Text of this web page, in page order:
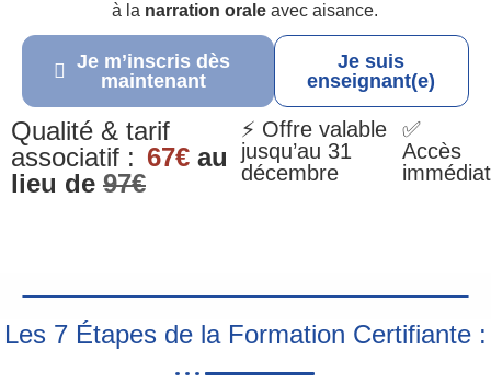
à la narration orale avec aisance.
Je m’inscris dès
maintenant
Je suis
enseignant(e)
Qualité & tarif
associatif : 67€ au
lieu de 97€
⚡ Offre valable
jusqu’au 31
décembre
✅
Accès
immédiat
Les 7 Étapes de la Formation Certifiante :